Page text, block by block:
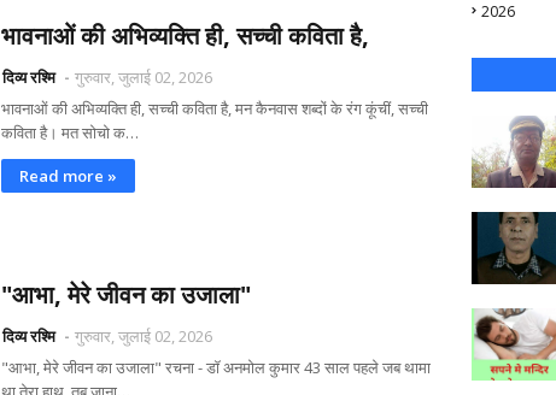
भावनाओं की अभिव्यक्ति ही, सच्ची कविता है,
दिव्य रश्मि
गुरुवार, जुलाई 02, 2026
भावनाओं की अभिव्यक्ति ही, सच्ची कविता है, मन कैनवास शब्दों के रंग कूंचीं, सच्ची
कविता है। मत सोचो क…
Read more »
"आभा, मेरे जीवन का उजाला"
दिव्य रश्मि
गुरुवार, जुलाई 02, 2026
"आभा, मेरे जीवन का उजाला" रचना - डॉ अनमोल कुमार 43 साल पहले जब थामा
2026